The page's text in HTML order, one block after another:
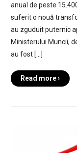
anual de peste
suferit o nouă
au zguduit puternic
Ministerului Muncii,
au fost […]
Read more ›